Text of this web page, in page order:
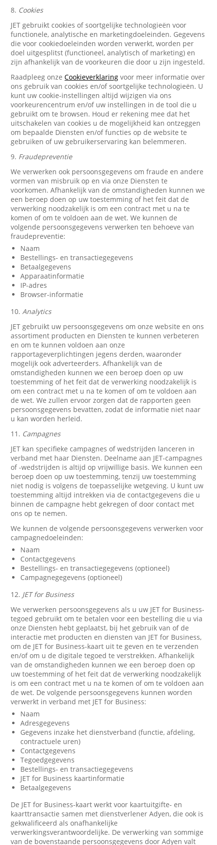
8. Cookies
JET gebruikt cookies of soortgelijke technologieën voor
functionele, analytische en marketingdoeleinden. Gegevens
die voor cookiedoeleinden worden verwerkt, worden per
doel uitgesplitst (functioneel, analytisch of marketing) en
zijn afhankelijk van de voorkeuren die door u zijn ingesteld.
Raadpleeg onzeCookieverklaring voor meer informatie over
ons gebruik van cookies en/of soortgelijke technologieën. U
kunt uw cookie-instellingen altijd wijzigen via ons
voorkeurencentrum en/of uw instellingen in de tool die u
gebruikt om te browsen. Houd er rekening mee dat het
uitschakelen van cookies u de mogelijkheid kan ontzeggen
om bepaalde Diensten en/of functies op de website te
gebruiken of uw gebruikerservaring kan belemmeren.
9. Fraudepreventie
We verwerken ook persoonsgegevens om fraude en andere
vormen van misbruik op en via onze Diensten te
voorkomen. Afhankelijk van de omstandigheden kunnen we
een beroep doen op uw toestemming of het feit dat de
verwerking noodzakelijk is om een contract met u na te
komen of om te voldoen aan de wet. We kunnen de
volgende persoonsgegevens verwerken ten behoeve van
fraudepreventie:
Naam
Bestellings- en transactiegegevens
Betaalgegevens
Apparaatinformatie
IP-adres
Browser-informatie
10.Analytics
JET gebruikt uw persoonsgegevens om onze website en ons
assortiment producten en Diensten te kunnen verbeteren
en om te kunnen voldoen aan onze
rapportageverplichtingen jegens derden, waaronder
mogelijk ook adverteerders. Afhankelijk van de
omstandigheden kunnen we een beroep doen op uw
toestemming of het feit dat de verwerking noodzakelijk is
om een contract met u na te komen of om te voldoen aan
de wet. We zullen ervoor zorgen dat de rapporten geen
persoonsgegevens bevatten, zodat de informatie niet naar
u kan worden herleid.
11. Campagnes
JET kan specifieke campagnes of wedstrijden lanceren in
verband met haar Diensten. Deelname aan JET-campagnes
of -wedstrijden is altijd op vrijwillige basis. We kunnen een
beroep doen op uw toestemming, tenzij uw toestemming
niet nodig is volgens de toepasselijke wetgeving. U kunt uw
toestemming altijd intrekken via de contactgegevens die u
binnen de campagne hebt gekregen of door contact met
ons op te nemen.
We kunnen de volgende persoonsgegevens verwerken voor
campagnedoeleinden:
Naam
Contactgegevens
Bestellings- en transactiegegevens (optioneel)
Campagnegegevens (optioneel)
12. JET for Business
We verwerken persoonsgegevens als u uw JET for Business-
tegoed gebruikt om te betalen voor een bestelling die u via
onze Diensten hebt geplaatst, bij het gebruik van of de
interactie met producten en diensten van JET for Business,
om de JET for Business-kaart uit te geven en te verzenden
en/of om u de digitale tegoed te verstrekken. Afhankelijk
van de omstandigheden kunnen we een beroep doen op
uw toestemming of het feit dat de verwerking noodzakelijk
is om een contract met u na te komen of om te voldoen aan
de wet. De volgende persoonsgegevens kunnen worden
verwerkt in verband met JET for Business:
Naam
Adresgegevens
Gegevens inzake het dienstverband (functie, afdeling,
contractuele uren)
Contactgegevens
Tegoedgegevens
Bestellings- en transactiegegevens
JET for Business kaartinformatie
Betaalgegevens
De JET for Business-kaart werkt voor kaartuitgifte- en
kaarttransactie samen met dienstverlener Adyen, die ook is
gekwalificeerd als onafhankelijke
verwerkingsverantwoordelijke. De verwerking van sommige
van de bovenstaande persoonsgegevens door Adyen valt